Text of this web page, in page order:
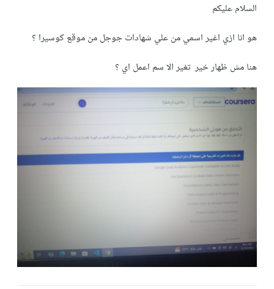
السلام عليكم
هو انا ازي اغير اسمي من علي شهادات جوجل من موقع كوسيرا ؟
هنا مش ظهار خير تغير الا سم اعمل اي ؟